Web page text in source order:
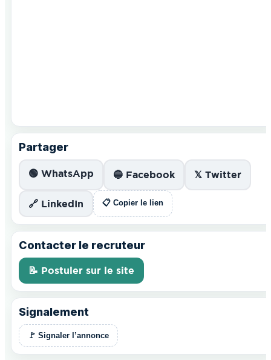
Partager
🟢 WhatsApp 🔵 Facebook 𝕏 Twitter
🔗 LinkedIn 📋 Copier le lien
Contacter le recruteur
📝 Postuler sur le site
Signalement
🚩 Signaler l’annonce